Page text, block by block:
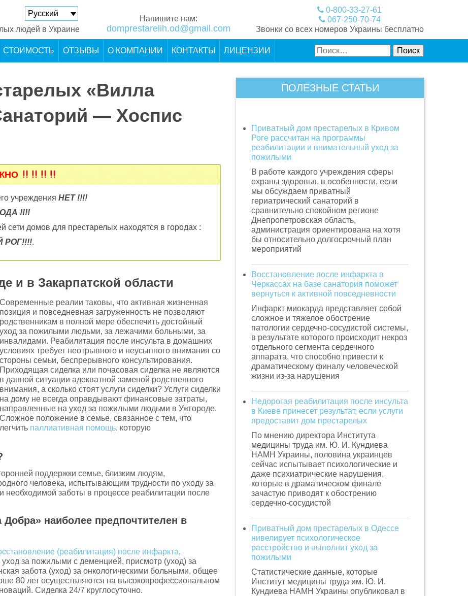
Русский
людей в Украине
Напишите нам:
domprestarelih.od@gmail.com
0-800-33-27-61
067-250-70-74
Звонки со всех номеров Украины бесплатно
СТОИМОСТЬ ОТЗЫВЫ О КОМПАНИИ КОНТАКТЫ ЛИЦЕНЗИИ Найти:
«Вилла
— Хоспис
учреждения НЕТ !!!!
!!!!
сети домов для престарелых находятся в городах :
РОГ!!!!.
и в Закарпатской области
Современные реалии таковы, что активная жизненная
позиция и повседневная загруженность не позволяют
родственникам в полной мере обеспечить достойный
уход за пожилыми людьми, за лежачими больными, за
инвалидами. Реабилитация после инсульта в домашних
условиях требует неотрывного и неусыпного внимания со
стороны семьи, беспрерывного консультирования.
Приходящая сиделка или почасовая сиделка не являются
в данной ситуации адекватной заменой родственного
внимания, а сколько стоят услуги сиделки? Услуги сиделки
на дому не всегда оправдывают финансовые затраты,
направленные на уход за пожилыми людьми в Ужгороде.
Сложное положение в семье, связанное с тем, что
паллиативная помощь, которую
поддержки семье, близким людям,
человека, испытывающим трудности по уходу за
необходимой заботы в процессе реабилитации после
наиболее предпочтителен в
(реабилитация) после инфаркта,
уход за пожилыми с деменцией, присмотр (уход) за
забота (уход) за онкологическими больными, общее
80 лет осуществляются на высокопрофессиональном
Сиделка 24/7 круглосуточно.
ПОЛЕЗНЫЕ СТАТЬИ
Приватный дом престарелых в Кривом
Роге рассчитан на программы
реабилитации и внимательный уход за
пожилыми
В работе каждого учреждения сферы
охраны здоровья, в особенности, если
мы обсуждаем приватный
гериатрический санаторий в
сравнительно спокойном регионе
Днепропетровская область,
администрация ориентирована на хотя
бы относительно долгосрочный план
мероприятий
Восстановление после инфаркта в
Черкассах на базе санатория поможет
вернуться к активной повседневности
Инфаркт миокарда представляет собой
сложное и тяжелое обострение
патологии сердечно-сосудистой системы,
в результате которого происходит некроз
отдельного сегмента сердечного
аппарата, что способно привести к
драматическому финалу человеческой
жизни из-за нарушения
Недорогая реабилитация после инсульта
в Киеве принесет результат, если услуги
предоставит дом престарелых
По мнению директора Института
медицины труда им. Ю. И. Кундиева
НАМН Украины, половина украинцев
сейчас испытывает психологические и
даже психиатрические нарушения,
которые в драматическом финале
зачастую приводят к обострению
сердечно-сосудистой
Приватный дом престарелых в Одессе
нивелирует психологическое
расстройство и выполнит уход за
пожилыми
Статистические данные, которые
Институт медицины труда им. Ю. И.
Кундиева НАМН Украины опубликовал в